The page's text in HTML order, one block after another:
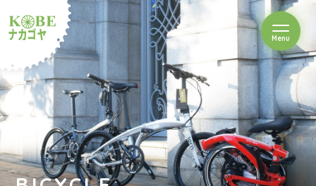
ルショップナカゴヤ
Menuを開閉